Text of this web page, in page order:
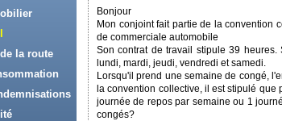
la route
Bonjour
Mon conjoint fait partie de la convention
de commerciale automobile
Son contrat de travail stipule 39
lundi, mardi, jeudi, vendredi et samedi.
Lorsqu'il prend une semaine de congé,
la convention collective, il est stipulé
journée de repos par semaine ou 1
congés?